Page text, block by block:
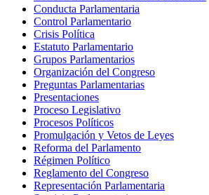
Conducta Parlamentaria
Control Parlamentario
Crisis Política
Estatuto Parlamentario
Grupos Parlamentarios
Organización del Congreso
Preguntas Parlamentarias
Presentaciones
Proceso Legislativo
Procesos Políticos
Promulgación y Vetos de Leyes
Reforma del Parlamento
Régimen Político
Reglamento del Congreso
Representación Parlamentaria